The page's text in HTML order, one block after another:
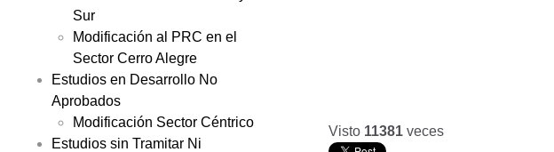
Sur
Modificación al PRC en el
Sector Cerro Alegre
Estudios en Desarrollo No
Aprobados
Modificación Sector Céntrico
Estudios sin Tramitar Ni
Visto 11381 veces